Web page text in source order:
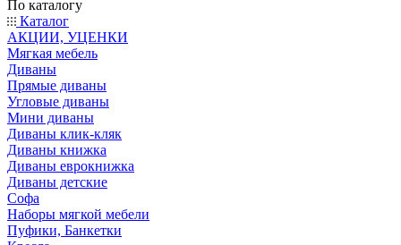
По каталогу
Каталог
АКЦИИ, УЦЕНКИ
Мягкая мебель
Диваны
Прямые диваны
Угловые диваны
Мини диваны
Диваны клик-кляк
Диваны книжка
Диваны еврокнижка
Диваны детские
Софа
Наборы мягкой мебели
Пуфики, Банкетки